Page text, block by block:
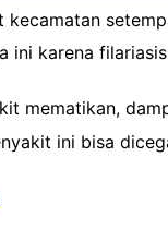
karena
mematikan,
ini bisa